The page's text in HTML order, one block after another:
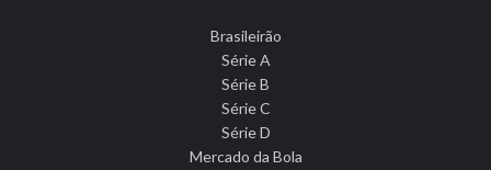
Brasileirão
Série A
Série B
Série C
Série D
Mercado da Bola